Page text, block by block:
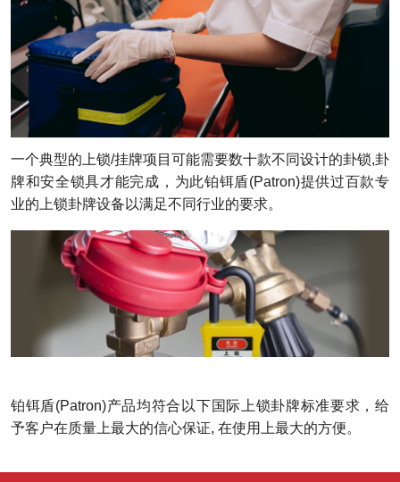
一个典型的上锁/挂牌项目可能需要数十款不同设计的卦锁,卦
牌和安全锁具才能完成，为此铂铒盾(Patron)提供过百款专
业的上锁卦牌设备以满足不同行业的要求。
铂铒盾(Patron)产品均符合以下国际上锁卦牌标准要求 ，给
予客户在质量上最大的信心保证, 在使用上最大的方便。